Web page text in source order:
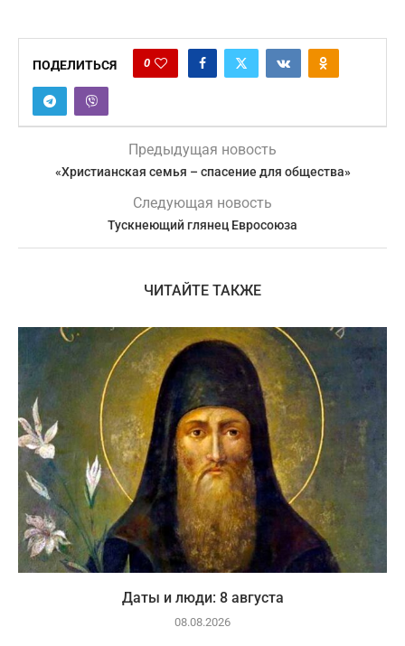
ПОДЕЛИТЬСЯ 0
Предыдущая новость
«Христианская семья – спасение для общества»
Следующая новость
Тускнеющий глянец Евросоюза
ЧИТАЙТЕ ТАКЖЕ
Даты и люди: 8 августа
08.08.2026